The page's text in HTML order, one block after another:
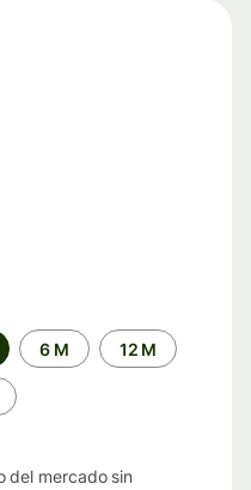
6 M 12 M
del mercado sin